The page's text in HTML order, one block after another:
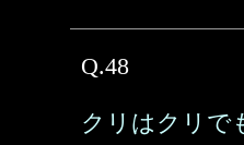
Q.48
クリはクリで